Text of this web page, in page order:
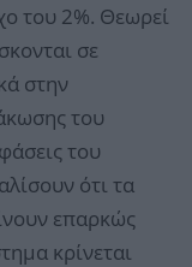
του 2%. Θεωρεί
σε
στην
του
του
ότι τα
επαρκώς
κρίνεται